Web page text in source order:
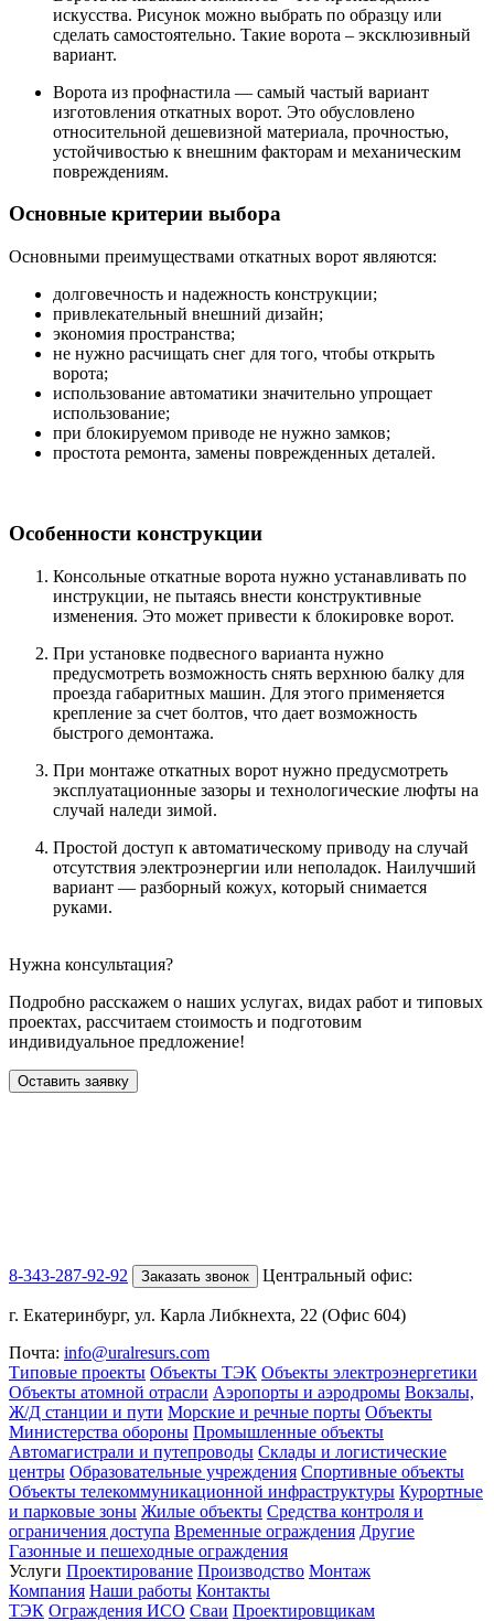
искусства. Рисунок можно выбрать по образцу или
сделать самостоятельно. Такие ворота – эксклюзивный
вариант.
Ворота из профнастила — самый частый вариант
изготовления откатных ворот. Это обусловлено
относительной дешевизной материала, прочностью,
устойчивостью к внешним факторам и механическим
повреждениям.
Основные критерии выбора
Основными преимуществами откатных ворот являются:
долговечность и надежность конструкции;
привлекательный внешний дизайн;
экономия пространства;
не нужно расчищать снег для того, чтобы открыть
ворота;
использование автоматики значительно упрощает
использование;
при блокируемом приводе не нужно замков;
простота ремонта, замены поврежденных деталей.
Особенности конструкции
Консольные откатные ворота нужно устанавливать по
инструкции, не пытаясь внести конструктивные
изменения. Это может привести к блокировке ворот.
При установке подвесного варианта нужно
предусмотреть возможность снять верхнюю балку для
проезда габаритных машин. Для этого применяется
крепление за счет болтов, что дает возможность
быстрого демонтажа.
При монтаже откатных ворот нужно предусмотреть
эксплуатационные зазоры и технологические люфты на
случай наледи зимой.
Простой доступ к автоматическому приводу на случай
отсутствия электроэнергии или неполадок. Наилучший
вариант — разборный кожух, который снимается
руками.
Нужна консультация?
Подробно расскажем о наших услугах, видах работ и типовых
проектах, рассчитаем стоимость и подготовим
индивидуальное предложение!
Оставить заявку
8-343-287-92-92 Заказать звонок Центральный офис:
г. Екатеринбург, ул. Карла Либкнехта, 22 (Офис 604)
Почта: info@uralresurs.com
Типовые проекты Объекты ТЭК Объекты электроэнергетики
Объекты атомной отрасли Аэропорты и аэродромы Вокзалы,
Ж/Д станции и пути Морские и речные порты Объекты
Министерства обороны Промышленные объекты
Автомагистрали и путепроводы Склады и логистические
центры Образовательные учреждения Спортивные объекты
Объекты телекоммуникационной инфраструктуры Курортные
и парковые зоны Жилые объекты Средства контроля и
ограничения доступа Временные ограждения Другие
Газонные и пешеходные ограждения
Услуги Проектирование Производство Монтаж
Компания Наши работы Контакты
ТЭК Ограждения ИСО Сваи Проектировщикам